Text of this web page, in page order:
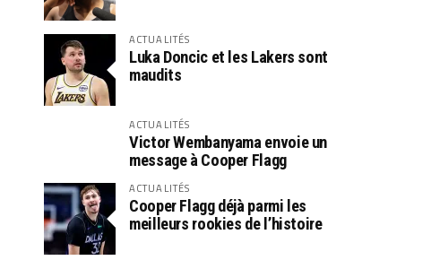
ACTUALITÉS
Luka Doncic et les Lakers sont
maudits
ACTUALITÉS
Victor Wembanyama envoie un
message à Cooper Flagg
ACTUALITÉS
Cooper Flagg déjà parmi les
meilleurs rookies de l’histoire